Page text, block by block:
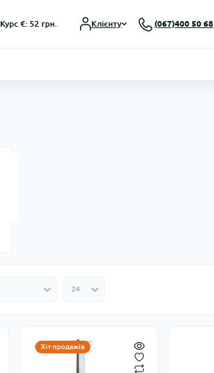
Курс €: 52 грн. Клієнту (067)400 50 68
Хіт продажів